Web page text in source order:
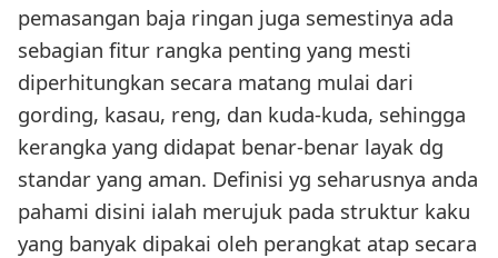
pemasangan baja ringan juga semestinya ada
sebagian fitur rangka penting yang mesti
diperhitungkan secara matang mulai dari
gording, kasau, reng, dan kuda-kuda, sehingga
kerangka yang didapat benar-benar layak dg
standar yang aman. Definisi yg seharusnya anda
pahami disini ialah merujuk pada struktur kaku
yang banyak dipakai oleh perangkat atap secara